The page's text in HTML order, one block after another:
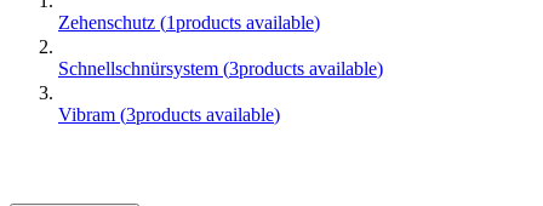
Zehenschutz (1products available)
Schnellschnürsystem (3products available)
Vibram (3products available)